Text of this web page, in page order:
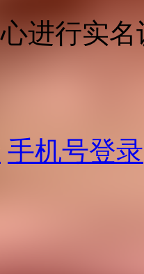
进行实名
手机号登录